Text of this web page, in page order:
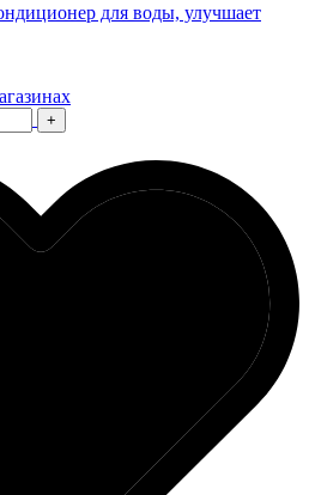
для воды, улучшает
+